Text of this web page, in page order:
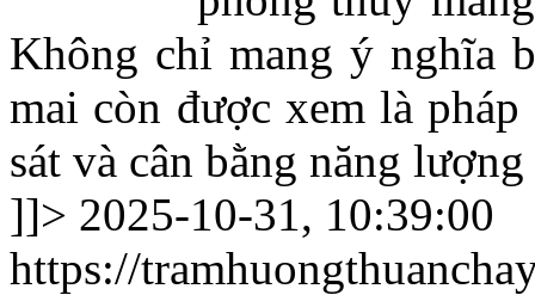
Không chỉ mang ý nghĩa
mai còn được xem là
sát và cân bằng năng
]]> 2025-10-31, 10:39:00
https://